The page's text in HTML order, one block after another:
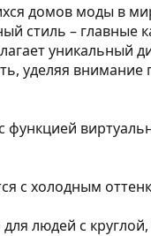
домов моды в
стиль – главные
уникальный
уделяя
функцией
с холодным
людей с